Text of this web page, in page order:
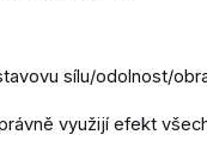
sílu/odolnost/
využijí efekt